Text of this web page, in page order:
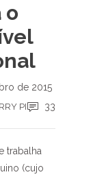
o
de 2015
PI 33
trabalha
(cujo